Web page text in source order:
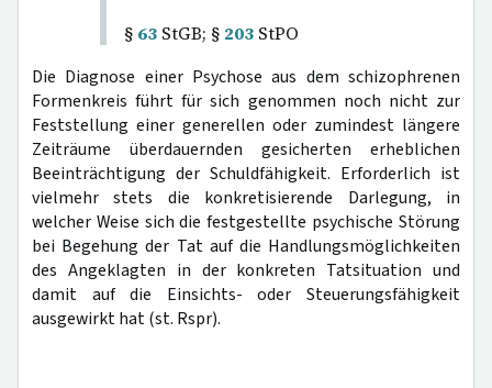
§ 63 StGB; § 203 StPO
Die Diagnose einer Psychose aus dem schizophrenen
Formenkreis führt für sich genommen noch nicht zur
Feststellung einer generellen oder zumindest längere
Zeiträume überdauernden gesicherten erheblichen
Beeinträchtigung der Schuldfähigkeit. Erforderlich ist
vielmehr stets die konkretisierende Darlegung, in
welcher Weise sich die festgestellte psychische Störung
bei Begehung der Tat auf die Handlungsmöglichkeiten
des Angeklagten in der konkreten Tatsituation und
damit auf die Einsichts- oder Steuerungsfähigkeit
ausgewirkt hat (st. Rspr).